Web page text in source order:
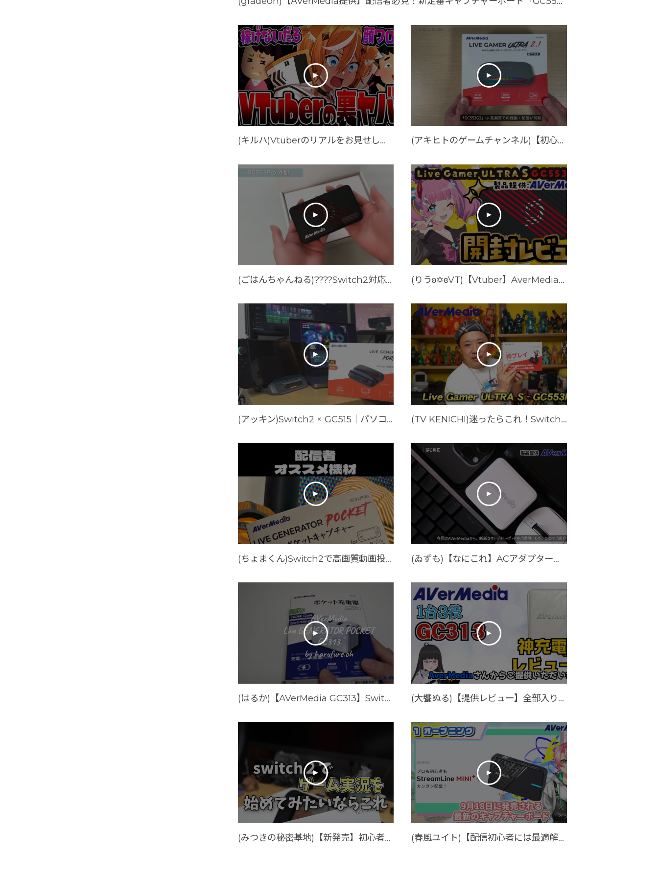
(キルハ)Vtuberのリアルをお見せします。 (アキヒトのゲームチャンネル)【初心者向け】Switch2で30秒以上の動画を録画する方法｜必要機材からOBSの設定を解説
(ごはんちゃんねる)????Switch2対応キャプチャーボード！実況歴10年の配信者が選ぶ「AVerMedia GC553Pro」レビュー【アバーメディア】 (りうʚ✡ɞVT)【Vtuber】AverMediaさんからキャプボGC553Proの製品提供をして頂きました☆【まずは開封レビュー】#PR
(アッキン)Switch2 × GC515｜パソコンなしで録画できるキャプボの実力をテストしてみた！ (TV KENICHI)迷ったらこれ！Switch2もキャプチャできる『Live Gamer ULTRA S - GC553Pro』【AVerMedia】
(ちょまくん)Switch2で高画質動画投稿する方法 (ゐずも)【なにこれ】ACアダプターかと思ったらキャプチャーボードでもありUSBハブでもあった件 / LIVE GENERATOR POCKET - GC313Pro【ずんだもん】
(はるか)【AVerMedia GC313】Switch2でも使えるドック機能つき充電器が便利すぎた (大饗ぬる)【提供レビュー】全部入り充電器！？AVerMedia GC313をVTuber視点で使ってみた【ポケット充電器】
(みつきの秘密基地)【新発売】初心者でも簡単に操作できるキャプチャーボードでゲーム実況始めてみる？？ (春風ユイト)【配信初心者には最適解】AVerMediaの最新キャプチャーボード「GC311G2」が凄すぎた！【StreamLine MINI+(GC311G2) / AVerMedia】春風ユイト 製品レビュー